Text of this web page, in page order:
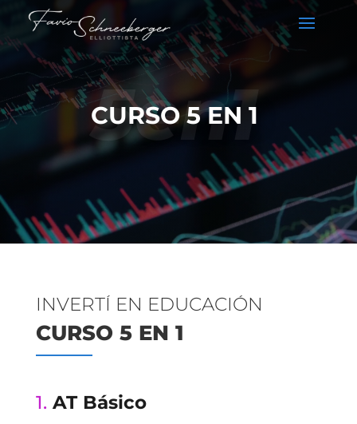
CURSO 5 EN 1
5en1
INVERTÍ EN EDUCACIÓN
CURSO 5 EN 1
1. AT Básico